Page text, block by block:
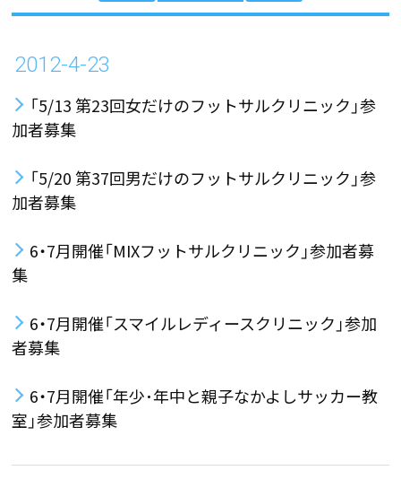
2012-4-23
「5/13 第23回女だけのフットサルクリニック」参
加者募集
「5/20 第37回男だけのフットサルクリニック」参
加者募集
6・7月開催「MIXフットサルクリニック」参加者募
集
6・7月開催「スマイルレディースクリニック」参加
者募集
6・7月開催「年少･年中と親子なかよしサッカー教
室」参加者募集